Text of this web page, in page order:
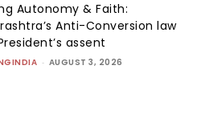
Autonomy & Faith:
Anti-Conversion law
assent
- AUGUST 3, 2026